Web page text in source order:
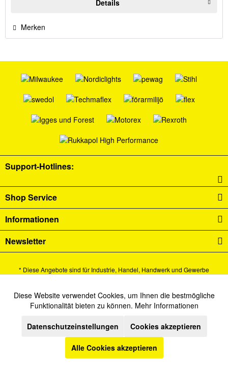
Details
Merken
Support-Hotlines:
Shop Service
Informationen
Newsletter
* Diese Angebote sind für Industrie, Handel, Handwerk und Gewerbe
Alle Preise verstehen sich zzgl. Mehrwertsteuer undVersandkostenund ggf.
Nachnahmegebühren, wenn nicht anders beschrieben.
Cookie-Einstellungen Newsletter
Kontakt
Versand und Zahlungsbedingungen
Datenschutz
Funktionale Aktiv
Marketing Inaktiv
Inaktiv
Diese Website verwendet Cookies, um Ihnen die bestmögliche
Funktionalität bieten zu können. Mehr Informationen
Datenschutzeinstellungen Cookies akzeptieren
Alle Cookies akzeptieren